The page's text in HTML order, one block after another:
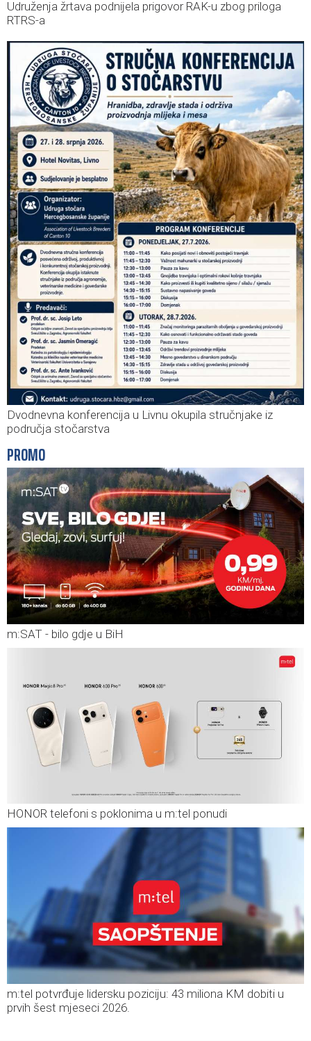
Udruženja žrtava podnijela prigovor RAK-u zbog priloga
RTRS-a
Dvodnevna konferencija u Livnu okupila stručnjake iz
područja stočarstva
PROMO
m:SAT - bilo gdje u BiH
HONOR telefoni s poklonima u m:tel ponudi
m:tel potvrđuje lidersku poziciju: 43 miliona KM dobiti u
prvih šest mjeseci 2026.